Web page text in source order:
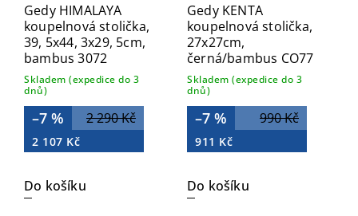
Gedy HIMALAYA
koupelnová stolička,
39, 5x44, 3x29, 5cm,
bambus 3072
Skladem (expedice do 3
dnů)
2 290 Kč
–7 %
2 107 Kč
Do košíku
Gedy KENTA
koupelnová stolička,
27x27cm,
černá/bambus CO77
Skladem (expedice do 3
dnů)
990 Kč
–7 %
911 Kč
Do košíku